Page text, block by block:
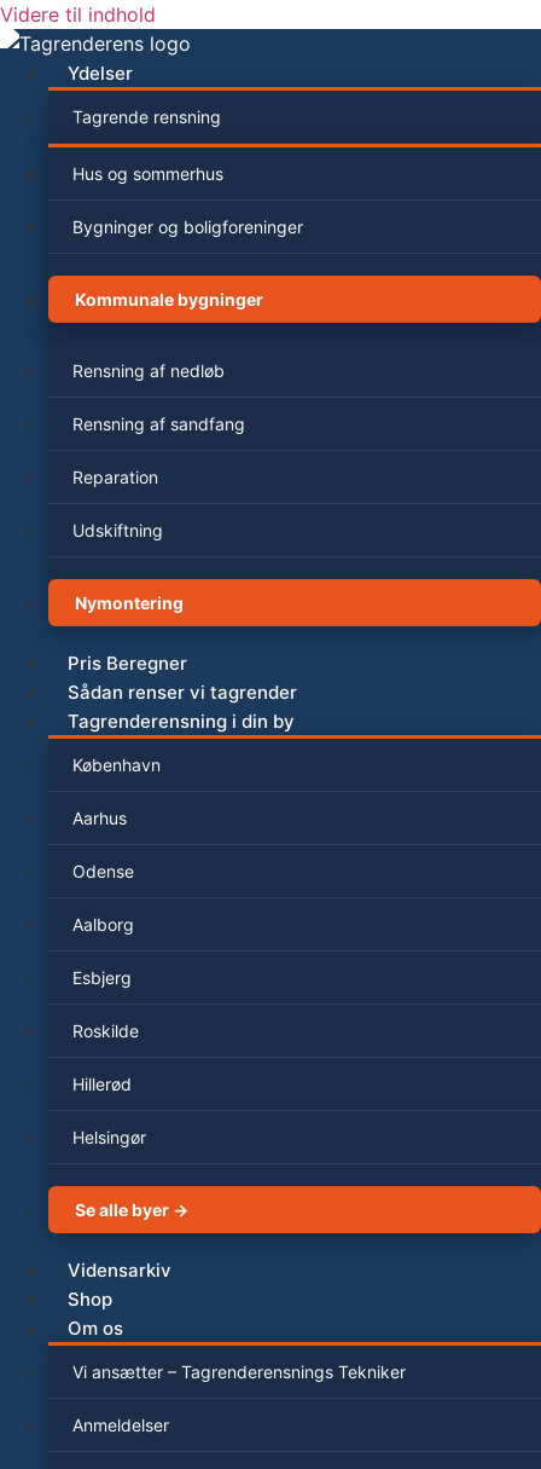
Videre til indhold
Ydelser
Tagrende rensning
Hus og sommerhus
Bygninger og boligforeninger
Kommunale bygninger
Rensning af nedløb
Rensning af sandfang
Reparation
Udskiftning
Nymontering
Pris Beregner
Sådan renser vi tagrender
Tagrenderensning i din by
København
Aarhus
Odense
Aalborg
Esbjerg
Roskilde
Hillerød
Helsingør
Se alle byer →
Vidensarkiv
Shop
Om os
Vi ansætter – Tagrenderensnings Tekniker
Anmeldelser